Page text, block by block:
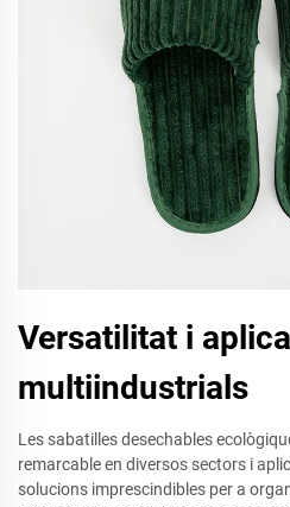
Versatilitat i
multiindustrials
Les sabatilles desechables
remarcable en diversos sectors i
solucions imprescindibles per a